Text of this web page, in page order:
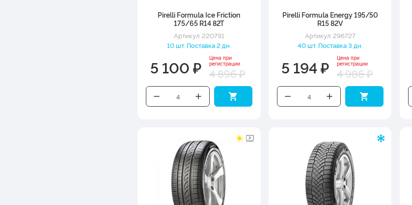
Pirelli Formula Ice Friction
175/65 R14 82T
Артикул: 220791
10 шт. Поставка 2 дн.
5 100 ₽
Цена при
регистрации
4 896 ₽
Pirelli Formula Energy 195/50
R15 82V
Артикул: 296727
40 шт. Поставка 3 дн.
5 194 ₽
Цена при
регистрации
4 986 ₽